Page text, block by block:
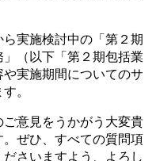
実施検討中の「第２期
（以下「第２期包括業
実施期間についてのサ
。
意見をうかがう大変貴
ぜひ、すべての質問項
さいますよう、よろし